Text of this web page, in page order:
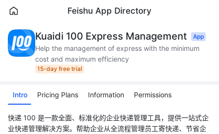
Feishu App Directory
Kuaidi 100 Express Management App
Help the management of express with the minimum
cost and maximum efficiency
15-day free trial
Intro Pricing Plans Information Permissions
快递 100 是一款全面、标准化的企业快递管理工具，提供一站式企
业快递管理解决方案。帮助企业从全流程管理员工寄快递、节省企